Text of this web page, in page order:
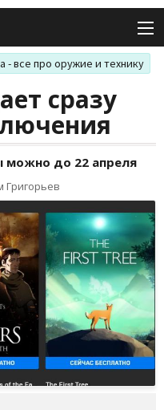
- все про оружие и технику
сразу
можно до 22 апреля
Григорьев